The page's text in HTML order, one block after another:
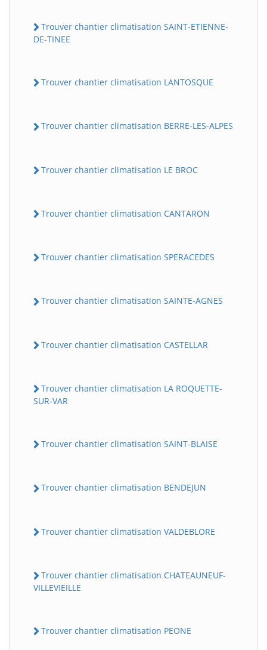
Trouver chantier climatisation SAINT-ETIENNE-
DE-TINEE
Trouver chantier climatisation LANTOSQUE
Trouver chantier climatisation BERRE-LES-ALPES
Trouver chantier climatisation LE BROC
Trouver chantier climatisation CANTARON
Trouver chantier climatisation SPERACEDES
Trouver chantier climatisation SAINTE-AGNES
Trouver chantier climatisation CASTELLAR
Trouver chantier climatisation LA ROQUETTE-
SUR-VAR
Trouver chantier climatisation SAINT-BLAISE
Trouver chantier climatisation BENDEJUN
Trouver chantier climatisation VALDEBLORE
Trouver chantier climatisation CHATEAUNEUF-
VILLEVIEILLE
Trouver chantier climatisation PEONE